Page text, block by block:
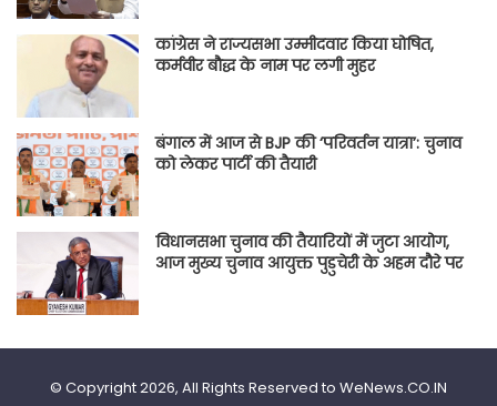
कांग्रेस ने राज्यसभा उम्मीदवार किया घोषित,
कर्मवीर बौद्ध के नाम पर लगी मुहर
बंगाल में आज से BJP की ‘परिवर्तन यात्रा’: चुनाव
को लेकर पार्टी की तैयारी
विधानसभा चुनाव की तैयारियों में जुटा आयोग,
आज मुख्य चुनाव आयुक्त पुडुचेरी के अहम दौरे पर
© Copyright 2026, All Rights Reserved to WeNews.CO.IN